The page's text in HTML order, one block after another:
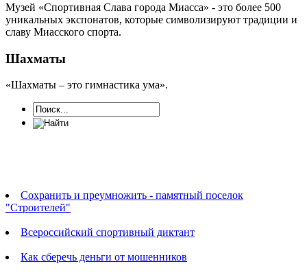
Музей «Спортивная Слава города Миасса» - это более 500
уникальных экспонатов, которые символизируют традиции и
славу Миасского спорта.
Шахматы
«Шахматы – это гимнастика ума».
Сохранить и преумножить - памятный поселок
"Строителей"
Всероссийский спортивный диктант
Как сберечь деньги от мошенников